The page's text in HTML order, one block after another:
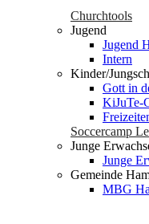
Churchtools
Jugend
Jugend
Intern
Kinder/
Gott in
KiJuTe-
Soccercamp
Junge
Junge
Gemeinde
MBG
Events
Fotos
Freizeiten 2025
Freizeiten 2026
Geschichte
glossary
Gott in
Gottesdienst |
Gottesdienste
Impressum
Jesus Christus
Jugend Home
Intern